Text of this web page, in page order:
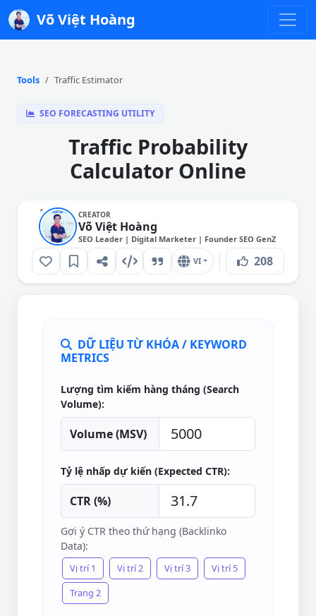
Võ Việt Hoàng
Tools Traffic Estimator
SEO FORECASTING UTILITY
Traffic Probability
Calculator Online
CREATOR
Võ Việt Hoàng
SEO Leader | Digital Marketer | Founder SEO GenZ
VI 208
DỮ LIỆU TỪ KHÓA / KEYWORD
METRICS
Lượng tìm kiếm hàng tháng (Search
Volume):
Volume (MSV)
Tỷ lệ nhấp dự kiến (Expected CTR):
CTR (%)
Gợi ý CTR theo thứ hạng (Backlinko
Data):
Vị trí 1 Vị trí 2 Vị trí 3
Vị trí 5
Trang 2